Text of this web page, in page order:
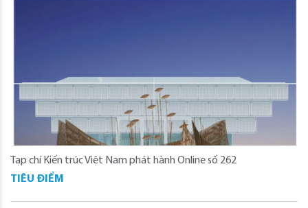
Tạp chí Kiến trúc Việt Nam phát hành Online số 262
TIÊU ĐIỂM